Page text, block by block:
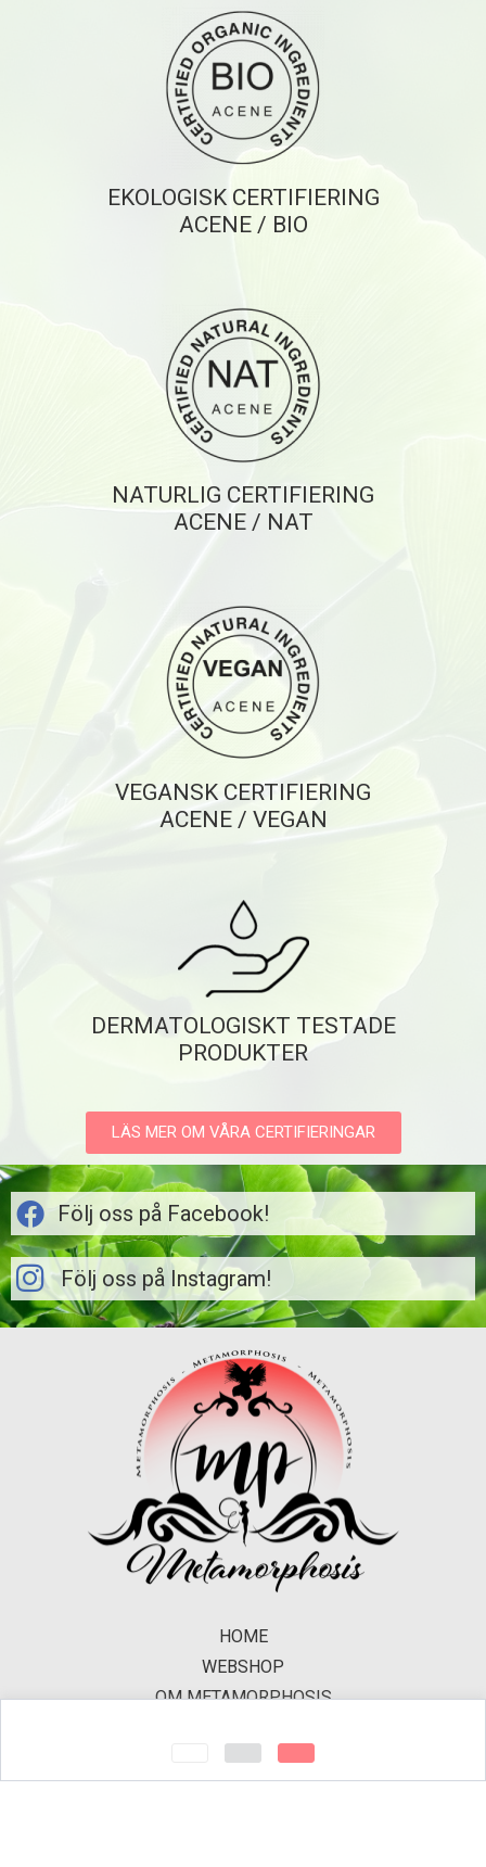
EKOLOGISK CERTIFIERING
ACENE / BIO
NATURLIG CERTIFIERING
ACENE / NAT
VEGANSK CERTIFIERING
ACENE / VEGAN
DERMATOLOGISKT TESTADE
PRODUKTER
LÄS MER OM VÅRA CERTIFIERINGAR
Följ oss på Facebook!
Följ oss på Instagram!
HOME
WEBSHOP
OM METAMORPHOSIS
KONTAKT